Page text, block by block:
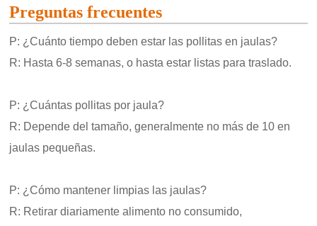
Preguntas frecuentes
P: ¿Cuánto tiempo deben estar las pollitas en jaulas?
R: Hasta 6-8 semanas, o hasta estar listas para traslado.
P: ¿Cuántas pollitas por jaula?
R: Depende del tamaño, generalmente no más de 10 en
jaulas pequeñas.
P: ¿Cómo mantener limpias las jaulas?
R: Retirar diariamente alimento no consumido,